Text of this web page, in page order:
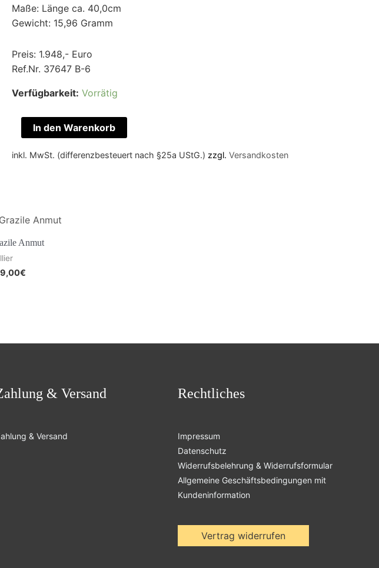
Maße: Länge ca. 40,0cm
Gewicht: 15,96 Gramm
Preis: 1.948,- Euro
Ref.Nr. 37647 B-6
Verfügbarkeit: Vorrätig
In den Warenkorb
inkl. MwSt. (differenzbesteuert nach §25a UStG.) zzgl. Versandkosten
Anmut
€
& Versand
& Versand
Rechtliches
Impressum
Datenschutz
Widerrufsbelehrung & Widerrufsformular
Allgemeine Geschäftsbedingungen mit
Kundeninformation
Vertrag widerrufen